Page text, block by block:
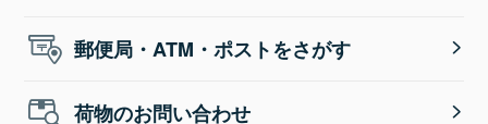
郵便局・ATM・ポストをさがす
荷物のお問い合わせ